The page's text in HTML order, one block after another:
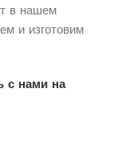
в нашем
и изготовим
с нами на